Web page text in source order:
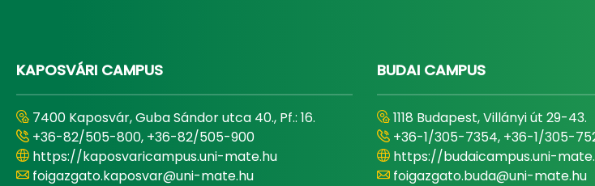
KAPOSVÁRI CAMPUS
7400 Kaposvár, Guba Sándor utca 40., Pf.: 16.
+36-82/505-800, +36-82/505-900
https://kaposvaricampus.uni-mate.hu
foigazgato.kaposvar@uni-mate.hu
BUDAI CAMPUS
1118 Budapest, Villányi út 29-43.
+36-1/305-7354, +36-1/305-
https://budaicampus.uni-
foigazgato.buda@uni-mate.hu